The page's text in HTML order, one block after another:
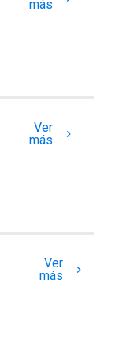
más
Ver
más
keyboard_arrow_right
Ver
más
keyboard_arrow_right